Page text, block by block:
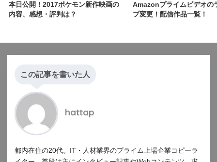
本日公開！2017ポケモン新作映画の
内容、感想・評判は？
Amazonプライムビデオの
プ変更！配信作品一覧！
この記事を書いた人
hattap
都内在住の20代。IT・人材業界のプライム上場企業コピーラ